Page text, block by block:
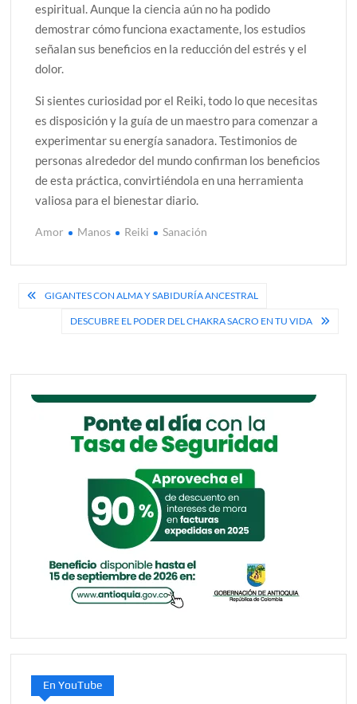
espiritual. Aunque la ciencia aún no ha podido
demostrar cómo funciona exactamente, los estudios
señalan sus beneficios en la reducción del estrés y el
dolor.
Si sientes curiosidad por el Reiki, todo lo que necesitas
es disposición y la guía de un maestro para comenzar a
experimentar su energía sanadora. Testimonios de
personas alrededor del mundo confirman los beneficios
de esta práctica, convirtiéndola en una herramienta
valiosa para el bienestar diario.
Amor Manos Reiki Sanación
Navegación
GIGANTES CON ALMA Y SABIDURÍA ANCESTRAL
DESCUBRE EL PODER DEL CHAKRA SACRO EN TU VIDA
En YouTube